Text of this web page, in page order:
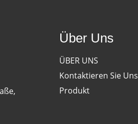
Über Uns
ÜBER UNS
Kontaktieren Sie Uns
Produkt